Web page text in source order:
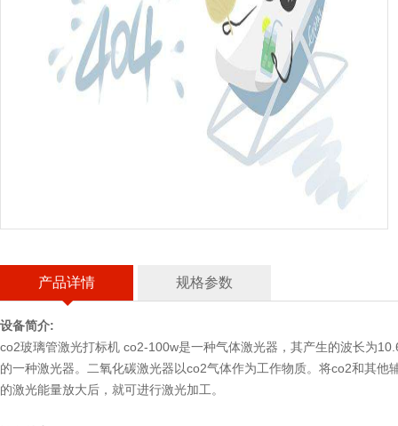
产品详情 规格参数
设备简介:
co2玻璃管激光打标机 co2-100w是一种气体激光器，其产生的波长为
的一种激光器。二氧化碳激光器以co2气体作为工作物质。将co2和其
的激光能量放大后，就可进行激光加工。